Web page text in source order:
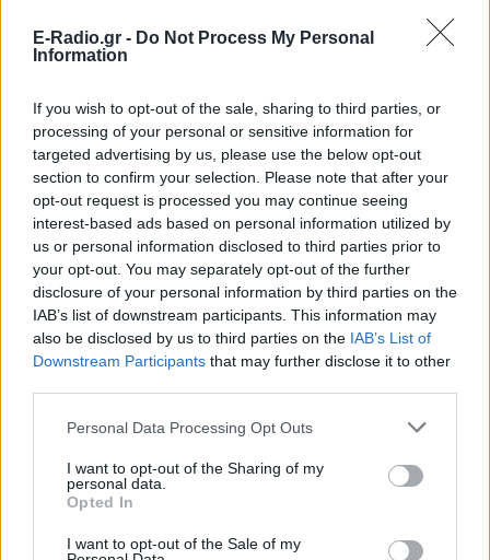
E-Radio.gr - Do Not Process My Personal
Information
If you wish to opt-out of the sale, sharing to third parties, or
processing of your personal or sensitive information for
targeted advertising by us, please use the below opt-out
section to confirm your selection. Please note that after your
opt-out request is processed you may continue seeing
interest-based ads based on personal information utilized by
us or personal information disclosed to third parties prior to
your opt-out. You may separately opt-out of the further
disclosure of your personal information by third parties on the
IAB’s list of downstream participants. This information may
also be disclosed by us to third parties on the IAB’s List of
Downstream Participants that may further disclose it to other
Personal Data Processing Opt Outs
I want to opt-out of the Sharing of my
personal data.
Opted In
I want to opt-out of the Sale of my
ΔΕΙΤΕ ΕΠΙΣΗΣ
ΣΤΗΝ ΙΔΙΑ ΚΑΤΗΓΟΡΙΑ
Μαρίνα Βερνίκου: Πόζαρε με
λαγοκέφαλο στο χέρι
αντιδρούμε όταν συναντάμε λαγοκέφαλο
στη θάλασσα